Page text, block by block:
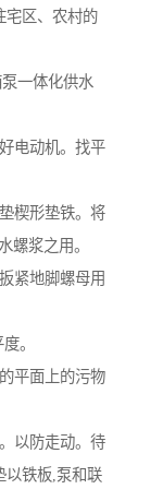
宅区、农村的
一体化供水
电动机。找平
楔形垫铁。将
螺浆之用。
紧地脚螺母用
。
平面上的污物
以防走动。待
以铁板,泵和联